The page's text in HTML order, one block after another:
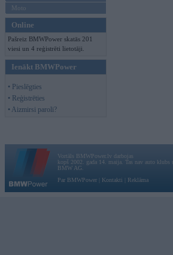
Moto
Online
Pašreiz BMWPower skatās 201
viesi un 4 reģistrēti lietotāji.
Ienākt BMWPower
• Pieslēgties
• Reģistrēties
• Aizmirsi paroli?
Vortāls BMWPower.lv darbojas
kopš 2002. gada 14. maija. Tas nav auto klubs
BMW AG.
Par BMWPower
Kontakti Reklāma